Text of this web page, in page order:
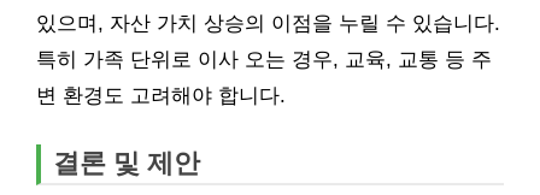
있으며, 자산 가치 상승의 이점을 누릴 수 있습니다.
특히 가족 단위로 이사 오는 경우, 교육, 교통 등 주
변 환경도 고려해야 합니다.
결론 및 제안